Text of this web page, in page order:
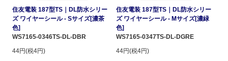
住友電装 187型TS｜DL防水シリー
ズ ワイヤーシール - Sサイズ[濃茶
色]
WS7165-0346TS-DL-DBR
44円(税4円)
住友電装 187型TS｜DL防水シリー
ズ ワイヤーシール - Mサイズ[濃緑
色]
WS7165-0347TS-DL-DGRE
44円(税4円)